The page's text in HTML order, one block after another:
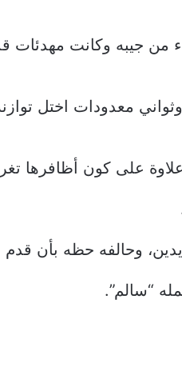
من جيبه وكانت
معدودات اختل
علاوة على كون أظافرها
وحالفه حظه بأن قدم
“سالم”.